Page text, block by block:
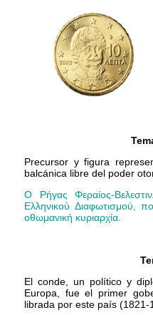
Precursor y figura
balcánica libre del poder
Ο Ρήγας Φεραίος-
Ελληνικού Διαφωτισμού,
οθωμανική κυριαρχία.
El conde, un político y
Europa, fue el primer
librada por este país (1821-